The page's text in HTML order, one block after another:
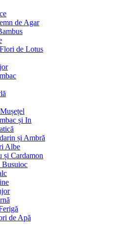
de Agar
de Lotus
și In
și Ambră
Albe
și Cardamon
Busuioc
de Apă